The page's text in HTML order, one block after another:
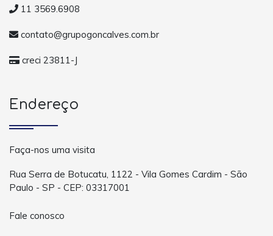
11 3569.6908
contato@grupogoncalves.com.br
creci 23811-J
Endereço
Faça-nos uma visita
Rua Serra de Botucatu, 1122 - Vila Gomes Cardim - São
Paulo - SP - CEP: 03317001
Fale conosco